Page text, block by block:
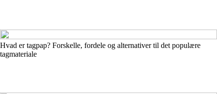
Hvad er tagpap? Forskelle, fordele og alternativer til det populære
tagmateriale